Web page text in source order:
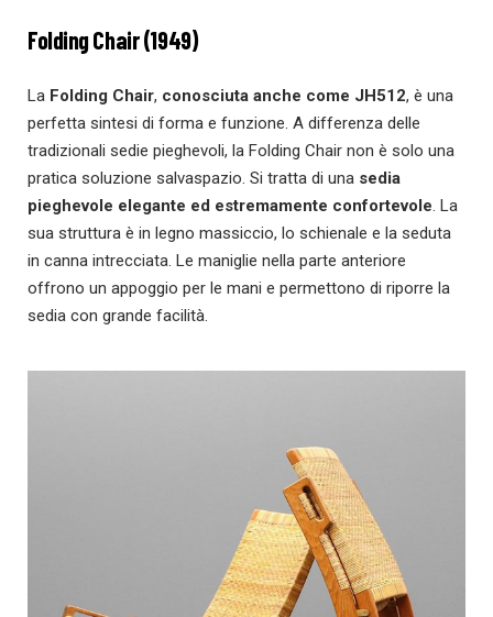
Folding Chair (1949)
La Folding Chair, conosciuta anche come JH512, è una
perfetta sintesi di forma e funzione. A differenza delle
tradizionali sedie pieghevoli, la Folding Chair non è solo una
pratica soluzione salvaspazio. Si tratta di una sedia
pieghevole elegante ed estremamente confortevole. La
sua struttura è in legno massiccio, lo schienale e la seduta
in canna intrecciata. Le maniglie nella parte anteriore
offrono un appoggio per le mani e permettono di riporre la
sedia con grande facilità.